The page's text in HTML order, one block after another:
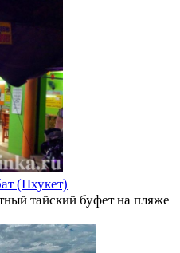
(Пхукет)
тайский буфет на пляже